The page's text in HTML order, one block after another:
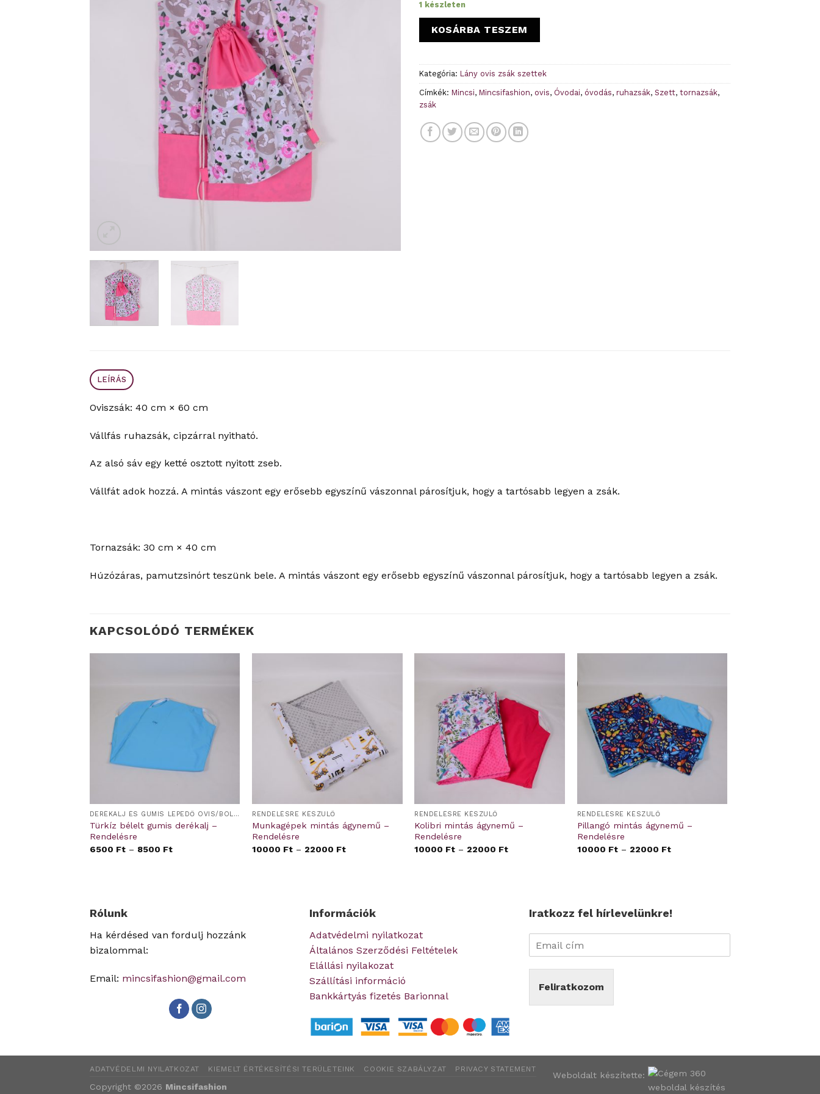
1 készleten
KOSÁRBA TESZEM
Kategória: Lány ovis zsák szettek
Címkék: Mincsi, Mincsifashion, ovis, Óvodai, óvodás, ruhazsák, Szett, tornazsák,
zsák
LEÍRÁS
Oviszsák: 40 cm × 60 cm
Vállfás ruhazsák, cipzárral nyitható.
Az alsó sáv egy ketté osztott nyitott zseb.
Vállfát adok hozzá. A mintás vászont egy erősebb egyszínű vászonnal párosítjuk, hogy a tartósabb legyen a zsák.
Tornazsák: 30 cm × 40 cm
Húzózáras, pamutzsinórt teszünk bele. A mintás vászont egy erősebb egyszínű vászonnal párosítjuk, hogy a tartósabb legyen a zsák.
KAPCSOLÓDÓ TERMÉKEK
DERÉKALJ ÉS GUMIS LEPEDŐ OVIS/BÖLCSIS FEKTETŐRE
Türkíz bélelt gumis derékalj –
Rendelésre
6500 Ft– 8500 Ft
RENDELÉSRE KÉSZÜLŐ
Munkagépek mintás ágynemű –
Rendelésre
10000 Ft – 22000 Ft
RENDELÉSRE KÉSZÜLŐ
Kolibri mintás ágynemű –
Rendelésre
10000 Ft – 22000 Ft
RENDELÉSRE KÉSZÜLŐ
Pillangó mintás ágynemű –
Rendelésre
10000 Ft– 22000 Ft
Rólunk
Ha kérdésed van fordulj hozzánk
bizalommal:
Email: mincsifashion@gmail.com
Információk
Adatvédelmi nyilatkozat
Általános Szerződési Feltételek
Elállási nyilakozat
Szállítási információ
Bankkártyás fizetés Barionnal
Iratkozz fel hírlevelünkre!
Feliratkozom
Weboldalt készítette:
ADATVÉDELMI NYILATKOZAT KIEMELT ÉRTÉKESÍTÉSI TERÜLETEINK COOKIE SZABÁLYZAT PRIVACY STATEMENT
Copyright ©2026 Mincsifashion